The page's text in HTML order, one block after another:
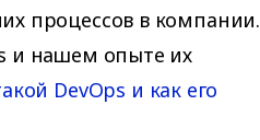
процессов в компании.
и нашем опыте их
DevOps и как его